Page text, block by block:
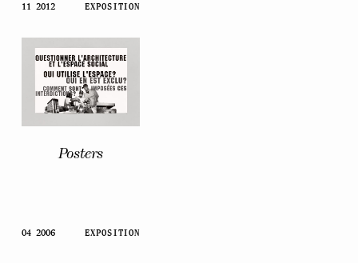
11 2012 EXPOSITION
Posters
04 2006 EXPOSITION